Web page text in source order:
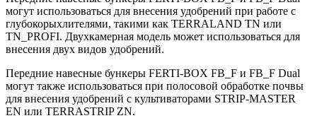
могут использоваться для внесения удобрений при работе с
глубокорыхлителями, такими как TERRALAND TN или
TN_PROFI. Двухкамерная модель может использоваться для
внесения двух видов удобрений.
Передние навесные бункеры FERTI-BOX FB_F и FB_F Dual
могут также использоваться при полосовой обработке почвы
для внесения удобрений с культиваторами STRIP-MASTER
EN или TERRASTRIP ZN.